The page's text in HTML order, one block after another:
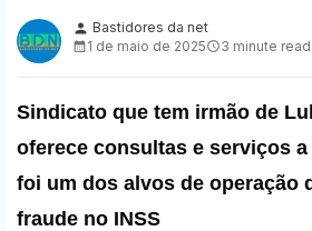
person Bastidores da net
1 de maio de 2025
3 minute read
Sindicato que tem irmão de
oferece consultas e serviços
foi um dos alvos de operação
fraude no INSS